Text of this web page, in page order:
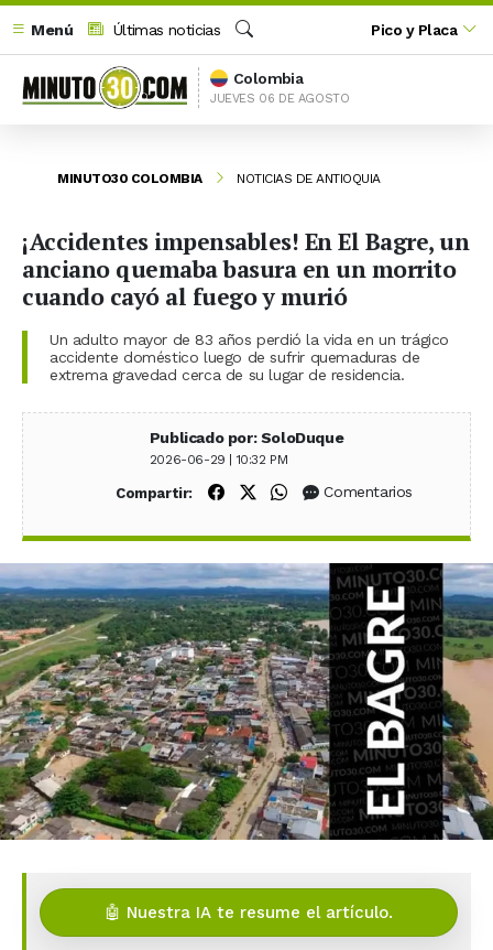
Menú
Últimas noticias
Buscar
Pico y Placa
Colombia
JUEVES 06 DE AGOSTO
MINUTO30 COLOMBIA NOTICIAS DE ANTIOQUIA
¡Accidentes impensables! En El Bagre, un
anciano quemaba basura en un morrito
cuando cayó al fuego y murió
Un adulto mayor de 83 años perdió la vida en un trágico
accidente doméstico luego de sufrir quemaduras de
extrema gravedad cerca de su lugar de residencia.
Publicado por: SoloDuque
2026-06-29 | 10:32 PM
Compartir: Compartir en Facebook
Compartir en X (Twitter)
Compartir en WhatsApp
Comentarios
🤖 Nuestra IA te resume el artículo.